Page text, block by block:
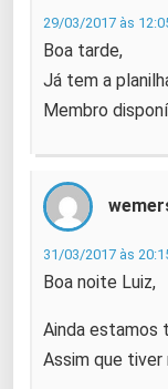
29/03/2017 às
Boa tarde,
Já tem a
Membro
31/03/2017 às
Boa noite Luiz,
Ainda estamos
Assim que tiver